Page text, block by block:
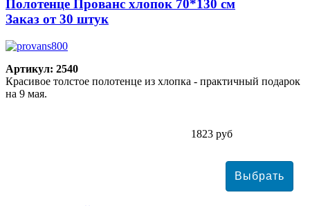
Полотенце Прованс хлопок 70*130 см
Заказ от 30 штук
Артикул: 2540
Красивое толстое полотенце из хлопка - практичный подарок
на 9 мая.
1823 руб